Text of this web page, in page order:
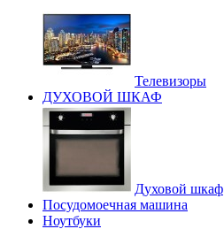
Телевизоры
ДУХОВОЙ ШКАФ
Духовой шкаф
Посудомоечная машина
Ноутбуки